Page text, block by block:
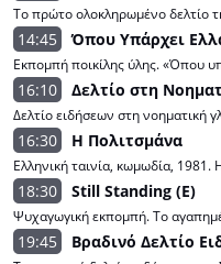
14:45 Όπου Υπάρχει
16:10 Δελτίο στη
Δελτίο ειδήσεων στη νοηματική
16:30 Η Πολιτσμάνα
18:30 Still Standing (Ε)
19:45 Βραδινό Δελτίο